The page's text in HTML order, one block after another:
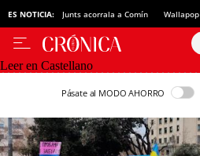
ES NOTICIA: Junts acorrala a Comín Wallapop
Leer en Castellano
Pásate al MODO AHORRO